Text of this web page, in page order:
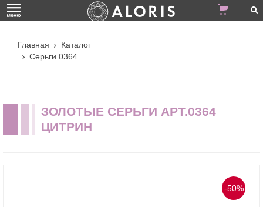
Главная
Каталог
Серьги 0364
ЗОЛОТЫЕ СЕРЬГИ АРТ.0364
ЦИТРИН
-50%